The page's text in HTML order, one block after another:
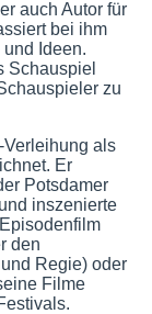
auch Autor für
bei ihm
Ideen.
Schauspiel
zu
Verleihung als
Er
Potsdamer
inszenierte
den
Regie) oder
Filme